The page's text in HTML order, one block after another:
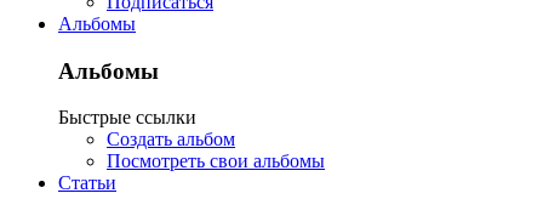
Альбомы
Альбомы
Быстрые ссылки
Создать альбом
Посмотреть свои альбомы
Статьи